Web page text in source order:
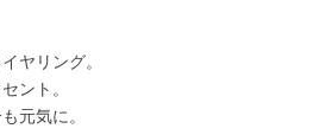
ヤリング。
ント。
元気に。